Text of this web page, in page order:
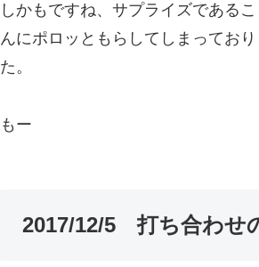
しかもですね、サプライズである
んにポロッともらしてしまってお
た。
もー
2017/12/5 打ち合わせ